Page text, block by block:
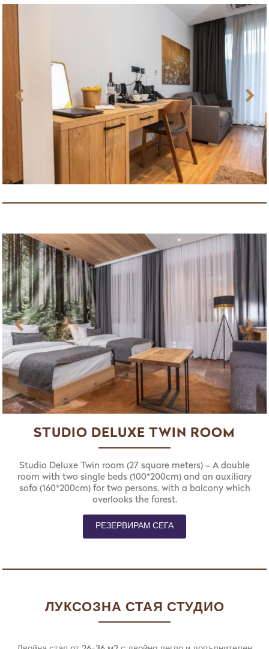
STUDIO DELUXE TWIN ROOM
Studio Deluxe Twin room (27 square meters) – A double
room with two single beds (100*200cm) and an auxiliary
sofa (160*200cm) for two persons, with a balcony which
overlooks the forest.
РЕЗЕРВИРАМ СЕГА
ЛУКСОЗНА СТАЯ СТУДИО